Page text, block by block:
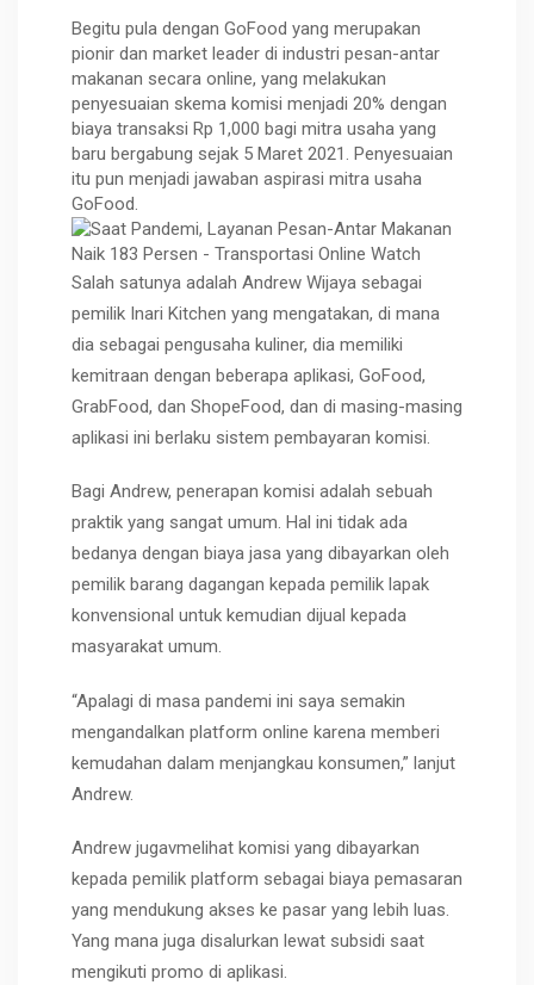
Begitu pula dengan GoFood yang merupakan
pionir dan market leader di industri pesan-antar
makanan secara online, yang melakukan
penyesuaian skema komisi menjadi 20% dengan
biaya transaksi Rp 1,000 bagi mitra usaha yang
baru bergabung sejak 5 Maret 2021. Penyesuaian
itu pun menjadi jawaban aspirasi mitra usaha
GoFood.
Salah satunya adalah Andrew Wijaya sebagai
pemilik Inari Kitchen yang mengatakan, di mana
dia sebagai pengusaha kuliner, dia memiliki
kemitraan dengan beberapa aplikasi, GoFood,
GrabFood, dan ShopeFood, dan di masing-masing
aplikasi ini berlaku sistem pembayaran komisi.
Bagi Andrew, penerapan komisi adalah sebuah
praktik yang sangat umum. Hal ini tidak ada
bedanya dengan biaya jasa yang dibayarkan oleh
pemilik barang dagangan kepada pemilik lapak
konvensional untuk kemudian dijual kepada
masyarakat umum.
“Apalagi di masa pandemi ini saya semakin
mengandalkan platform online karena memberi
kemudahan dalam menjangkau konsumen,” lanjut
Andrew.
Andrew jugavmelihat komisi yang dibayarkan
kepada pemilik platform sebagai biaya pemasaran
yang mendukung akses ke pasar yang lebih luas.
Yang mana juga disalurkan lewat subsidi saat
mengikuti promo di aplikasi.